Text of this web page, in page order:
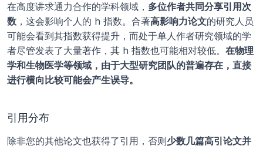
在高度讲求通力合作的学科领域， 多位作者共同分享引用次
数 ，这会影响个人的 h 指数。合著高影响力论文的研究人员
可能会看到其指数获得提升，而处于单人作者研究领域的学
者尽管发表了大量著作，其 h 指数也可能相对较低。 在物理
学和生物医学等领域，由于大型研究团队的普遍存在，直接
进行横向比较可能会产生误导。
引用分布
除非您的其他论文也获得了引用，否则少数几篇高引论文并